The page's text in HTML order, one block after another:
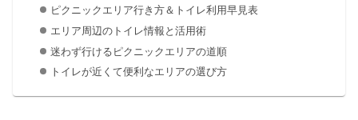
ピクニックエリア行き方＆トイレ利用早見表
エリア周辺のトイレ情報と活用術
迷わず行けるピクニックエリアの道順
トイレが近くて便利なエリアの選び方